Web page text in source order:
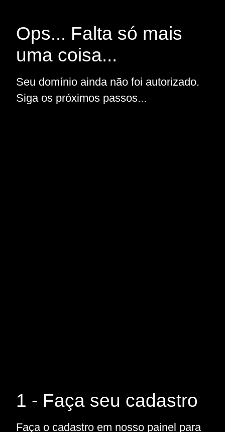
Ops... Falta só mais
uma coisa...
Seu domínio ainda não foi autorizado.
Siga os próximos passos...
1 - Faça seu cadastro
Faça o cadastro em nosso painel para